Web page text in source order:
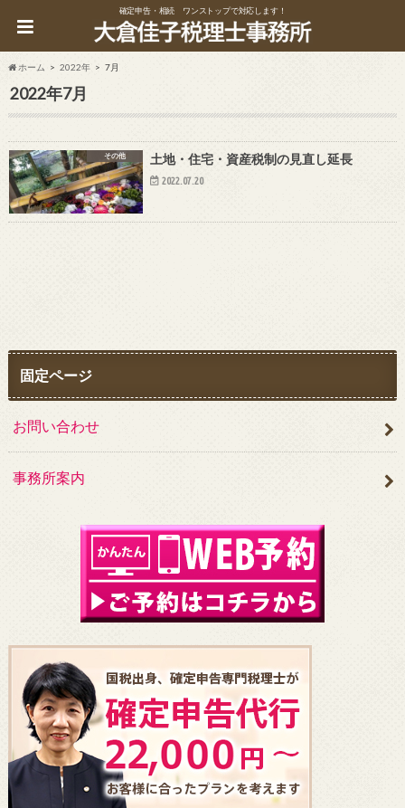
確定申告・相続 ワンストップで対応します！
ホーム 2022年 7月
2022年7月
その他 土地・住宅・資産税制の見直し延長
2022.07.20
固定ページ
お問い合わせ
事務所案内